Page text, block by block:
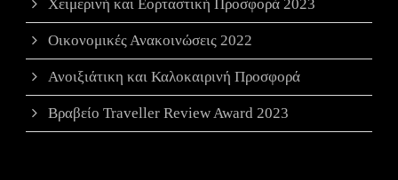
Χειμερινή και Εορταστική Προσφορά 2023
Οικονομικές Ανακοινώσεις 2022
Ανοιξιάτικη και Καλοκαιρινή Προσφορά
Βραβείο Traveller Review Award 2023